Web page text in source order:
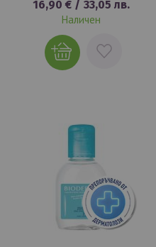
16,90 € / 33,05 лв.
Наличен
ДОБАВИ